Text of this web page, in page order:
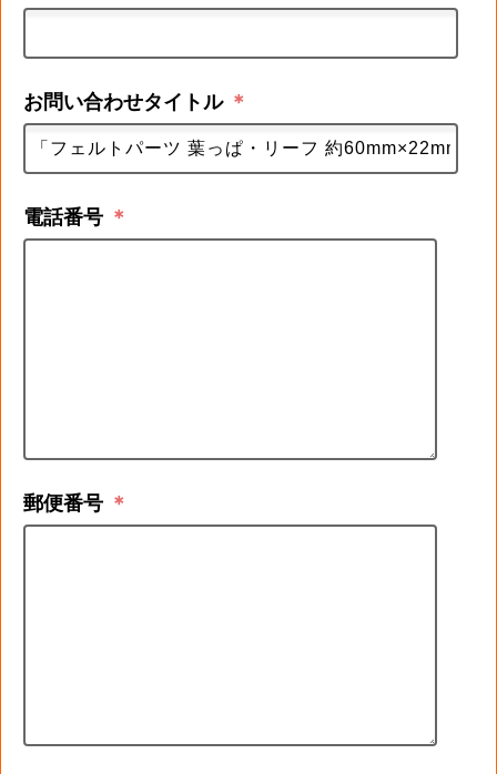
お問い合わせタイトル ＊
電話番号 ＊
郵便番号 ＊